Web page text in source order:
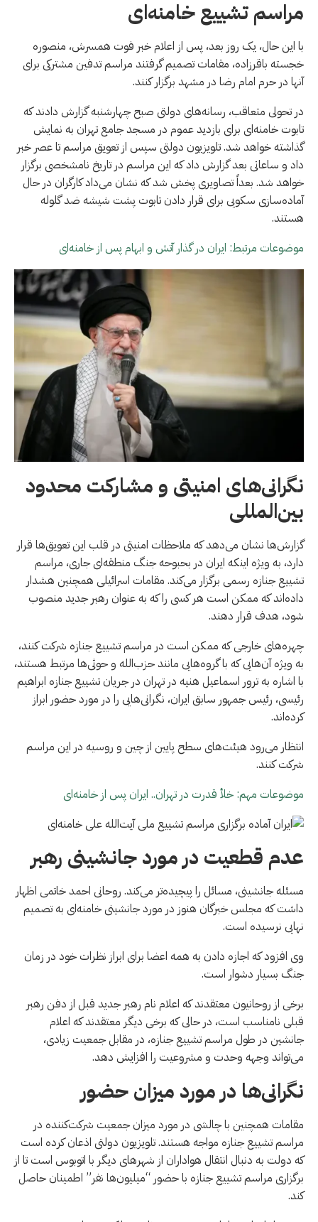
مراسم تشییع خامنه‌ای
با این حال، یک روز بعد، پس از اعلام خبر فوت همسرش، منصوره
خجسته باقرزاده، مقامات تصمیم گرفتند مراسم تدفین مشترکی برای
آنها در حرم امام رضا در مشهد برگزار کنند.
در تحولی متعاقب، رسانه‌های دولتی صبح چهارشنبه گزارش دادند که
تابوت خامنه‌ای برای بازدید عموم در مسجد جامع تهران به نمایش
گذاشته خواهد شد. تلویزیون دولتی سپس از تعویق مراسم تا عصر خبر
داد و ساعاتی بعد گزارش داد که این مراسم در تاریخ نامشخصی برگزار
خواهد شد. بعداً تصاویری پخش شد که نشان می‌داد کارگران در حال
آماده‌سازی سکویی برای قرار دادن تابوت پشت شیشه ضد گلوله
هستند.
موضوعات مرتبط: ایران در گذار آتش و ابهام پس از خامنه‌ای
نگرانی‌های امنیتی و مشارکت محدود
بین‌المللی
گزارش‌ها نشان می‌دهد که ملاحظات امنیتی در قلب این تعویق‌ها قرار
دارد، به ویژه اینکه ایران در بحبوحه جنگ منطقه‌ای جاری، مراسم
تشییع جنازه رسمی برگزار می‌کند. مقامات اسرائیلی همچنین هشدار
داده‌اند که ممکن است هر کسی را که به عنوان رهبر جدید منصوب
شود، هدف قرار دهند.
چهره‌های خارجی که ممکن است در مراسم تشییع جنازه شرکت کنند،
به ویژه آن‌هایی که با گروه‌هایی مانند حزب‌الله و حوثی‌ها مرتبط هستند،
با اشاره به ترور اسماعیل هنیه در تهران در جریان تشییع جنازه ابراهیم
رئیسی، رئیس جمهور سابق ایران، نگرانی‌هایی را در مورد حضور ابراز
کرده‌اند.
انتظار می‌رود هیئت‌های سطح پایین از چین و روسیه در این مراسم
شرکت کنند.
موضوعات مهم: خلأ قدرت در تهران.. ایران پس از خامنه‌ای
عدم قطعیت در مورد جانشینی رهبر
مسئله جانشینی، مسائل را پیچیده‌تر می‌کند. روحانی احمد خاتمی اظهار
داشت که مجلس خبرگان هنوز در مورد جانشینی خامنه‌ای به تصمیم
نهایی نرسیده است.
وی افزود که اجازه دادن به همه اعضا برای ابراز نظرات خود در زمان
جنگ بسیار دشوار است.
برخی از روحانیون معتقدند که اعلام نام رهبر جدید قبل از دفن رهبر
قبلی نامناسب است، در حالی که برخی دیگر معتقدند که اعلام
جانشین در طول مراسم تشییع جنازه، در مقابل جمعیت زیادی،
می‌تواند وجهه وحدت و مشروعیت را افزایش دهد.
نگرانی‌ها در مورد میزان حضور
مقامات همچنین با چالشی در مورد میزان جمعیت شرکت‌کننده در
مراسم تشییع جنازه مواجه هستند. تلویزیون دولتی اذعان کرده است
که دولت به دنبال انتقال هواداران از شهرهای دیگر با اتوبوس است تا از
برگزاری مراسم تشییع جنازه با حضور “میلیون‌ها نفر” اطمینان حاصل
کند.